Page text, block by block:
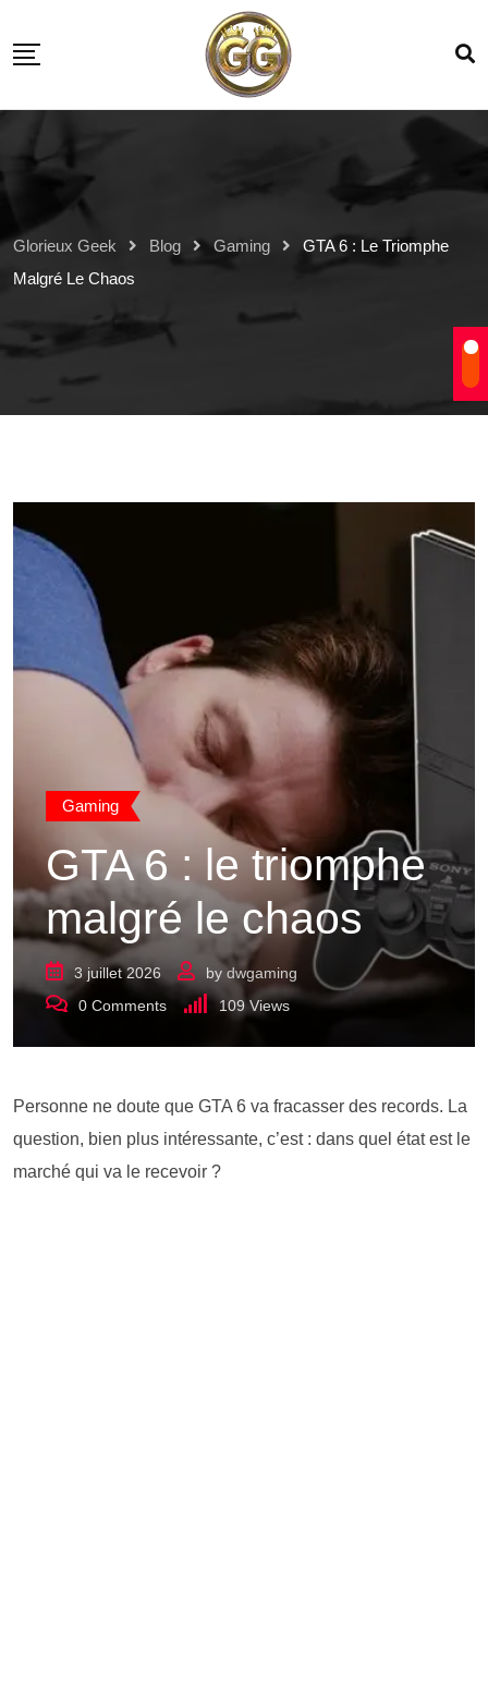
Glorieux Geek Blog Gaming
GTA 6 : Le Triomphe
Malgré Le Chaos
Gaming
GTA 6 : le triomphe
malgré le chaos
3 juillet 2026 by dwgaming
0 Comments 109 Views
Personne ne doute que GTA 6 va fracasser des records. La
question, bien plus intéressante, c’est : dans quel état est le
marché qui va le recevoir ?